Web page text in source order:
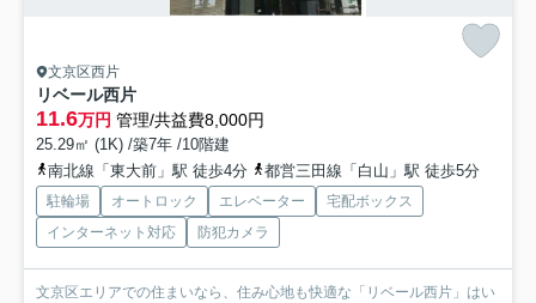
文京区西片
リベール西片
11.6万円 管理/共益費8,000円
25.29㎡ (1K) /築7年 /10階建
南北線「東大前」駅 徒歩4分
都営三田線「白山」駅 徒歩5分
駐輪場 オートロック エレベーター
宅配ボックス
インターネット対応
防犯カメラ
文京区エリアでの住まいなら、住み心地も快適な「リベール西片」はい